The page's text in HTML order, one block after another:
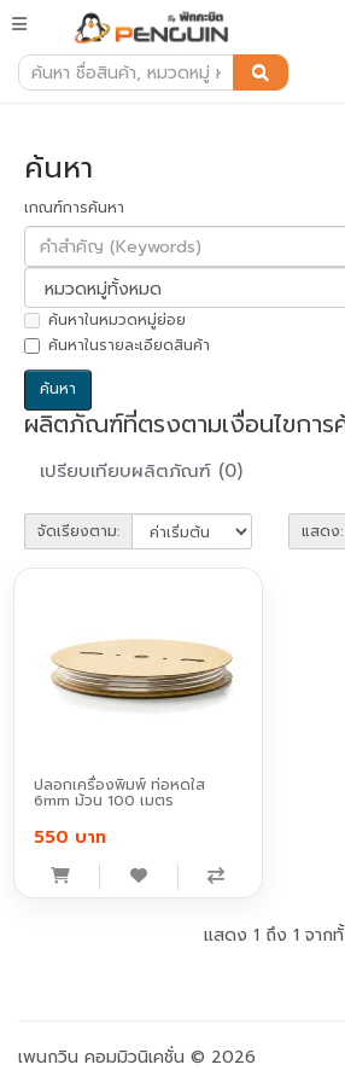
ค้นหา
ค้นหา
เกณฑ์การค้นหา
ค้นหาในหมวดหมู่ย่อย
ค้นหาในรายละเอียดสินค้า
ผลิตภัณฑ์ที่ตรงตามเงื่อนไขการ
เปรียบเทียบผลิตภัณฑ์ (0)
จัดเรียงตาม: แสดง:
ปลอกเครื่องพิมพ์ ท่อหดใส
6mm ม้วน 100 เมตร
550 บาท
แสดง 1 ถึง 1 จาก
เพนกวิน คอมมิวนิเคชั่น © 2026